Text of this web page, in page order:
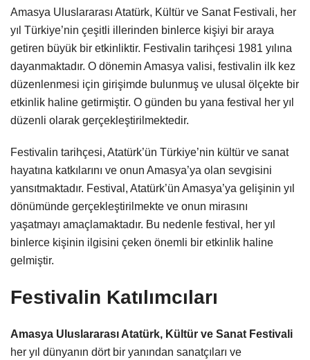
Amasya Uluslararası Atatürk, Kültür ve Sanat Festivali, her
yıl Türkiye’nin çeşitli illerinden binlerce kişiyi bir araya
getiren büyük bir etkinliktir. Festivalin tarihçesi 1981 yılına
dayanmaktadır. O dönemin Amasya valisi, festivalin ilk kez
düzenlenmesi için girişimde bulunmuş ve ulusal ölçekte bir
etkinlik haline getirmiştir. O günden bu yana festival her yıl
düzenli olarak gerçekleştirilmektedir.
Festivalin tarihçesi, Atatürk’ün Türkiye’nin kültür ve sanat
hayatına katkılarını ve onun Amasya’ya olan sevgisini
yansıtmaktadır. Festival, Atatürk’ün Amasya’ya gelişinin yıl
dönümünde gerçekleştirilmekte ve onun mirasını
yaşatmayı amaçlamaktadır. Bu nedenle festival, her yıl
binlerce kişinin ilgisini çeken önemli bir etkinlik haline
gelmiştir.
Festivalin Katılımcıları
Amasya Uluslararası Atatürk, Kültür ve Sanat Festivali
her yıl dünyanın dört bir yanından sanatçıları ve